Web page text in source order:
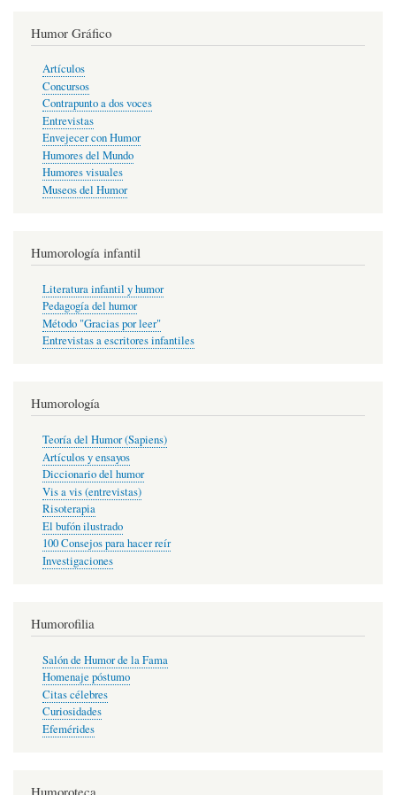
Humor Gráfico
Artículos
Concursos
Contrapunto a dos voces
Entrevistas
Envejecer con Humor
Humores del Mundo
Humores visuales
Museos del Humor
Humorología infantil
Literatura infantil y humor
Pedagogía del humor
Método "Gracias por leer"
Entrevistas a escritores infantiles
Humorología
Teoría del Humor (Sapiens)
Artículos y ensayos
Diccionario del humor
Vis a vis (entrevistas)
Risoterapia
El bufón ilustrado
100 Consejos para hacer reír
Investigaciones
Humorofilia
Salón de Humor de la Fama
Homenaje póstumo
Citas célebres
Curiosidades
Efemérides
Humoroteca